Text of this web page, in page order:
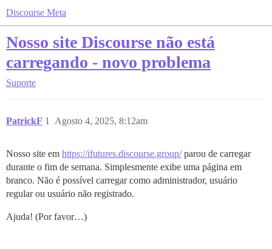
Discourse Meta
Nosso site Discourse não está
carregando - novo problema
Suporte
PatrickF Agosto 4, 2025, 8:12am
1
Nosso site em https://ifutures.discourse.group/parou de carregar
durante o fim de semana. Simplesmente exibe uma página em
branco. Não é possível carregar como administrador, usuário
regular ou usuário não registrado.
Ajuda! (Por favor…)